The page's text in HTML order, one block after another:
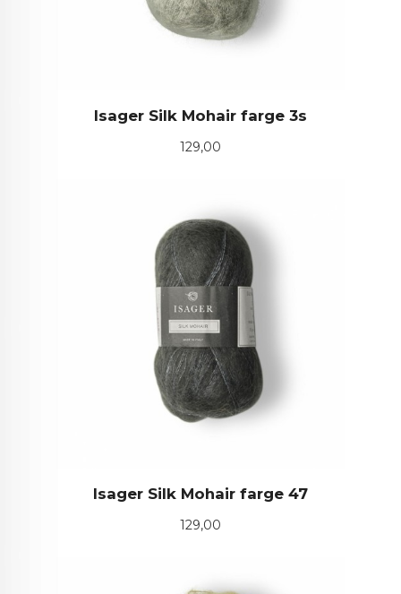
Isager Silk Mohair farge 3s
Pris
129,00
Isager Silk Mohair farge 47
Pris
129,00